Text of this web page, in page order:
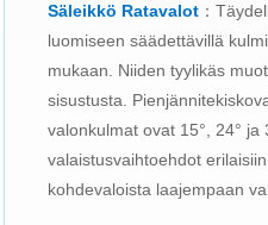
Säleikkö Ratavalot ：
luomiseen säädettävillä
mukaan. Niiden tyylikäs
sisustusta.
valonkulmat ovat 15°, 24°
valaistusvaihtoehdot
kohdevaloista laajempaan